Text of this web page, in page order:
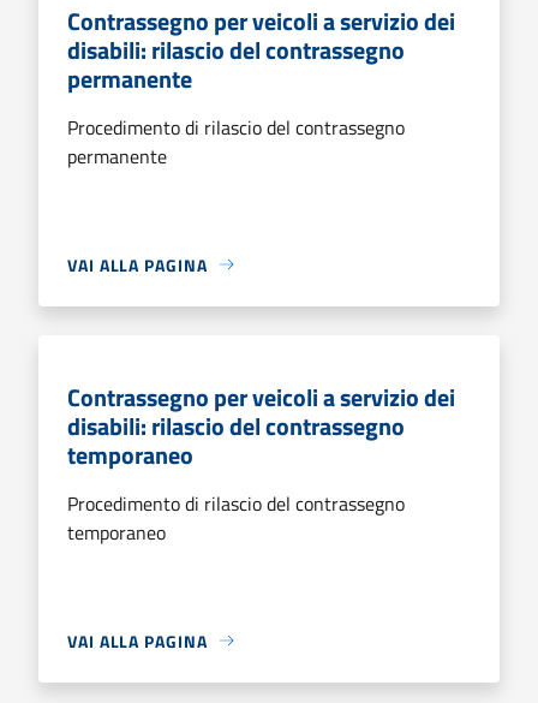
Contrassegno per veicoli a servizio dei
disabili: rilascio del contrassegno
permanente
Procedimento di rilascio del contrassegno
permanente
VAI ALLA PAGINA
Contrassegno per veicoli a servizio dei
disabili: rilascio del contrassegno
temporaneo
Procedimento di rilascio del contrassegno
temporaneo
VAI ALLA PAGINA